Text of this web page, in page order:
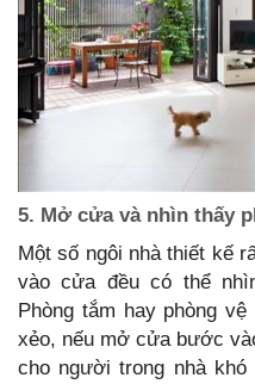
5. Mở cửa và nhìn thấy
Một số ngôi nhà thiết kế
vào cửa đều có thể
Phòng tắm hay phòng
xẻo, nếu mở cửa bước
cho người trong nhà khó